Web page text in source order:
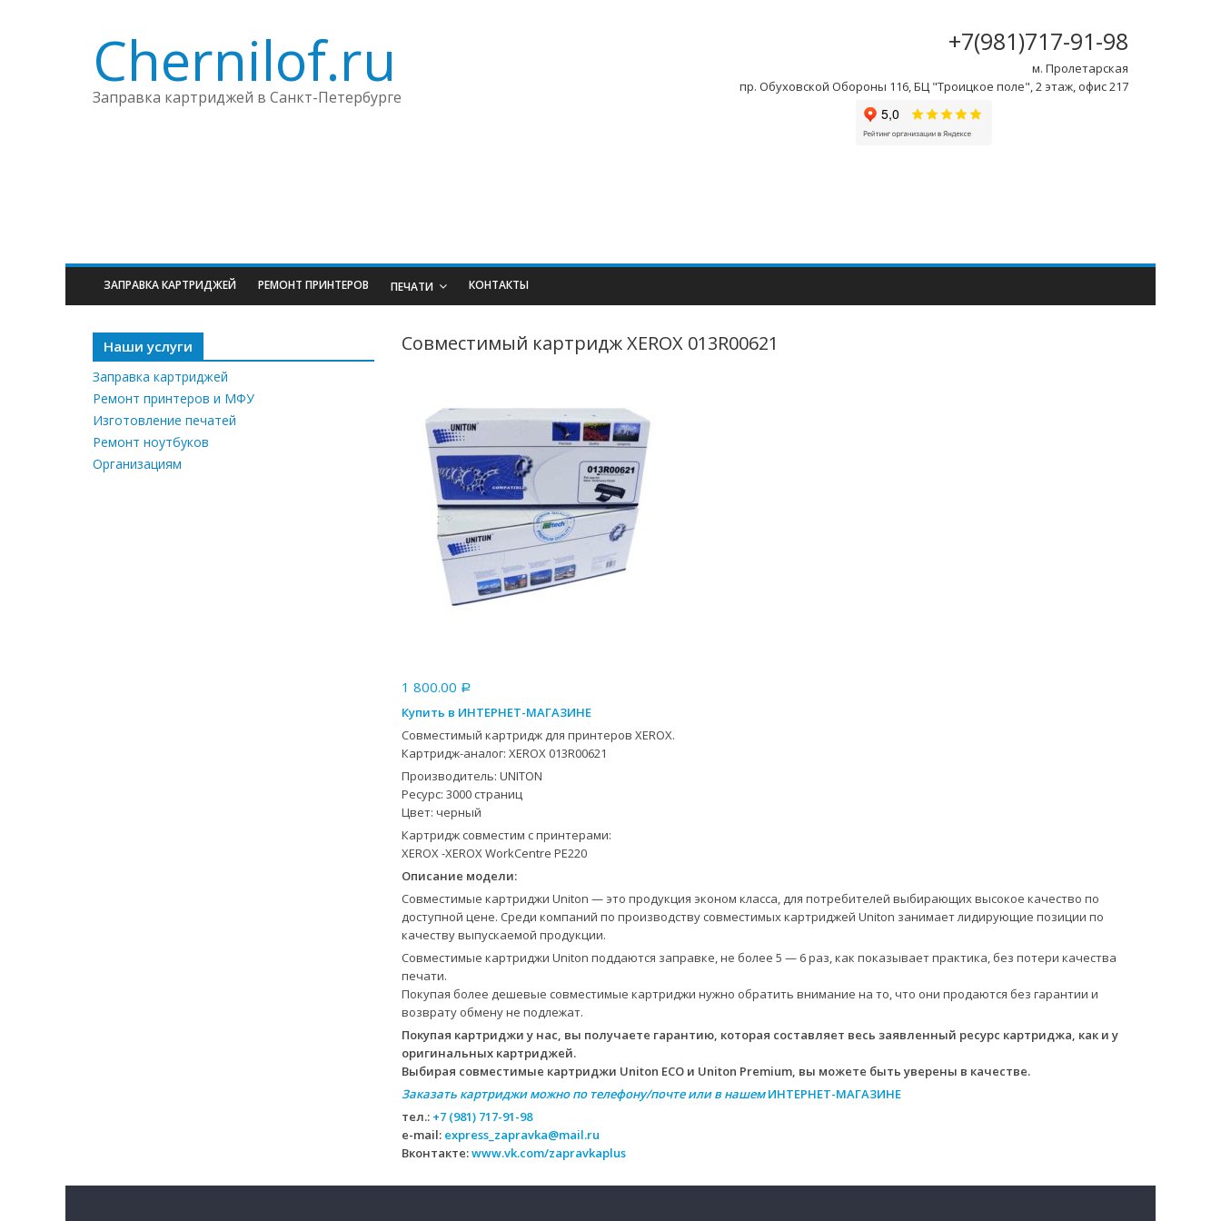
Chernilof.ru
Заправка картриджей в Санкт-Петербурге
+7(981)717-91-98
м. Пролетарская
пр. Обуховской Обороны 116, БЦ "Троицкое поле", 2 этаж, офис 217
ЗАПРАВКА КАРТРИДЖЕЙ РЕМОНТ ПРИНТЕРОВ ПЕЧАТИ КОНТАКТЫ
Совместимый картридж XEROX 013R00621
1 800.00 Р
Купить в ИНТЕРНЕТ-МАГАЗИНЕ
Совместимый картридж для принтеров XEROX.
Картридж-аналог: XEROX 013R00621
Производитель: UNITON
Ресурс: 3000 страниц
Цвет: черный
Картридж совместим с принтерами:
XEROX -XEROX WorkCentre PE220
Описание модели:
Совместимые картриджи Uniton — это продукция эконом класса, для потребителей выбирающих высокое качество по
доступной цене. Среди компаний по производству совместимых картриджей Uniton занимает лидирующие позиции по
качеству выпускаемой продукции.
Совместимые картриджи Uniton поддаются заправке, не более 5 — 6 раз, как показывает практика, без потери качества
печати.
Покупая более дешевые совместимые картриджи нужно обратить внимание на то, что они продаются без гарантии и
возврату обмену не подлежат.
Покупая картриджи у нас, вы получаете гарантию, которая составляет весь заявленный ресурс картриджа, как и у
оригинальных картриджей.
Выбирая совместимые картриджи Uniton ECO и Uniton Premium, вы можете быть уверены в качестве.
Заказать картриджи можно по телефону/почте или в нашемИНТЕРНЕТ-МАГАЗИНЕ
тел.: +7 (981) 717-91-98
e-mail: express_zapravka@mail.ru
Вконтакте:www.vk.com/zapravkaplus
Наши услуги
Заправка картриджей
Ремонт принтеров и МФУ
Изготовление печатей
Ремонт ноутбуков
Организациям